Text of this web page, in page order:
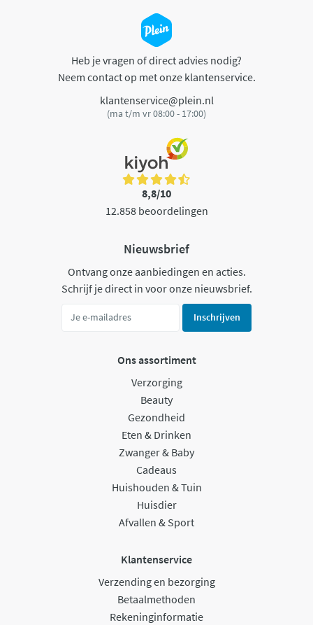
Heb je vragen of direct advies nodig?
Neem contact op met onze klantenservice.
klantenservice@plein.nl
(ma t/m vr 08:00 - 17:00)
8,8/10
12.858 beoordelingen
Nieuwsbrief
Ontvang onze aanbiedingen en acties.
Schrijf je direct in voor onze nieuwsbrief.
Inschrijven
Ons assortiment
Verzorging
Beauty
Gezondheid
Eten & Drinken
Zwanger & Baby
Cadeaus
Huishouden & Tuin
Huisdier
Afvallen & Sport
Klantenservice
Verzending en bezorging
Betaalmethoden
Rekeninginformatie